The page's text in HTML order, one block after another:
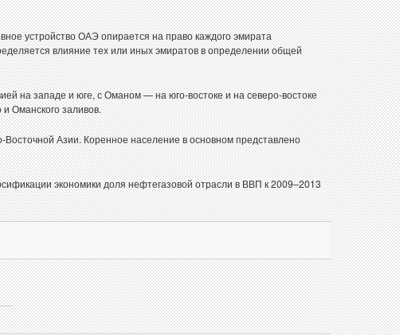
устройство ОАЭ опирается на право каждого эмирата
влияние тех или иных эмиратов в определении общей
на западе и юге, с Оманом — на юго-востоке и на северо-востоке
Оманского заливов.
Азии. Коренное население в основном представлено
экономики доля нефтегазовой отрасли в ВВП к 2009–2013